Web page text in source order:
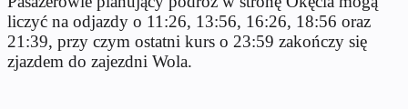
liczyć na odjazdy o 11:26, 13:56, 16:26, 18:56 oraz
21:39, przy czym ostatni kurs o 23:59 zakończy się
zjazdem do zajezdni Wola.